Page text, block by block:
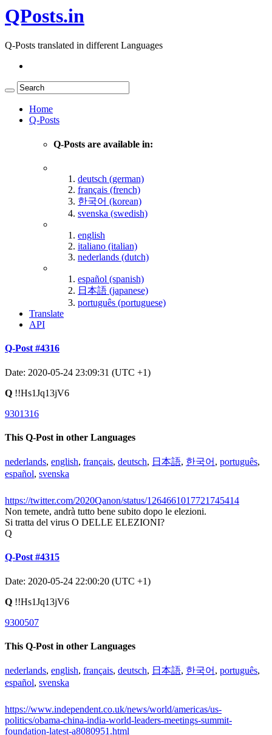
QPosts.in
Q-Posts translated in different Languages
Home
Q-Posts
Q-Posts are available in:
deutsch (german)
français (french)
한국어 (korean)
svenska (swedish)
english
italiano (italian)
nederlands (dutch)
español (spanish)
日本語 (japanese)
português (portuguese)
Translate
API
Q-Post #4316
Date: 2020-05-24 23:09:31 (UTC +1)
Q !!Hs1Jq13jV6
9301316
This Q-Post in other Languages
nederlands, english, français, deutsch, 日本語, 한국어 , português,
español, svenska
https://twitter.com/2020Qanon/status/1264661017721745414
Non temete, andrà tutto bene subito dopo le elezioni.
Si tratta del virus O DELLE ELEZIONI?
Q
Q-Post #4315
Date: 2020-05-24 22:00:20 (UTC +1)
Q !!Hs1Jq13jV6
9300507
This Q-Post in other Languages
nederlands, english, français, deutsch, 日本語, 한국어 , português,
español, svenska
https://www.independent.co.uk/news/world/americas/us-
politics/obama-china-india-world-leaders-meetings-summit-
foundation-latest-a8080951.html